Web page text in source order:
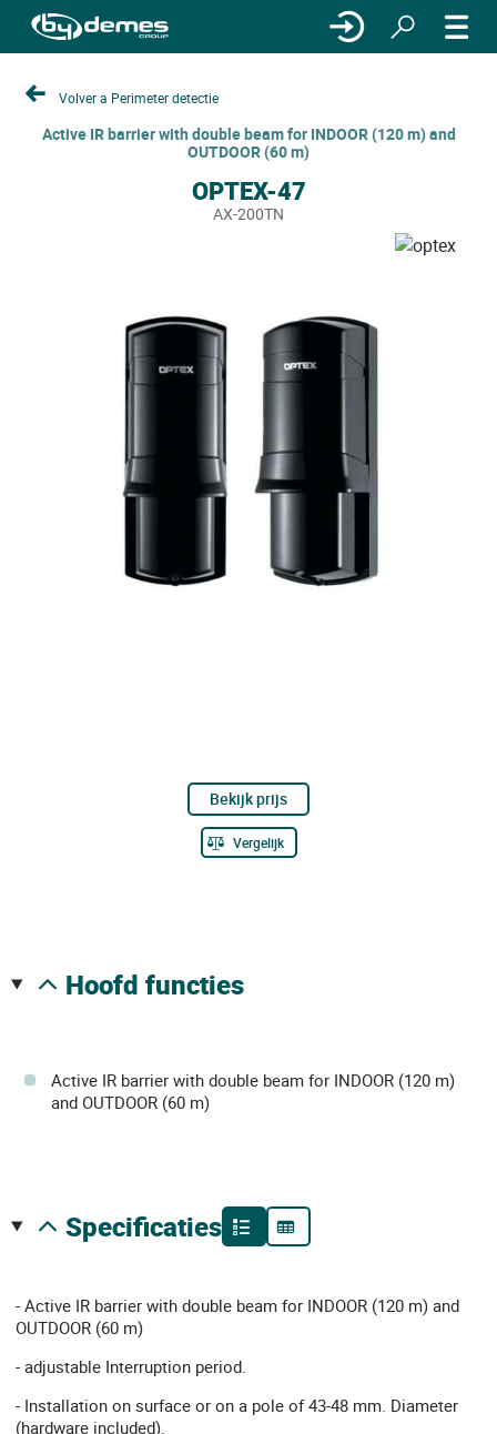
Volver a Perimeter detectie
Active IR barrier with double beam for INDOOR (120 m) and
OUTDOOR (60 m)
OPTEX-47
AX-200TN
Bekijk prijs
Vergelijk
hoofd functies
Active IR barrier with double beam for INDOOR (120 m)
and OUTDOOR (60 m)
specificaties
- Active IR barrier with double beam for INDOOR (120 m) and
OUTDOOR (60 m)
- adjustable Interruption period.
- Installation on surface or on a pole of 43-48 mm. Diameter
(hardware included).